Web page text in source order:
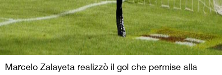
Marcelo Zalayeta realizzò il gol che permise alla